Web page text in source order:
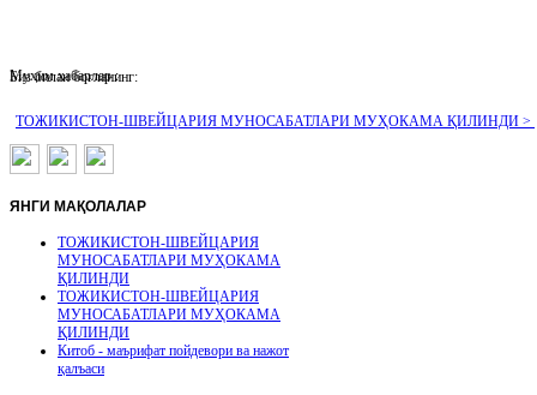
Муҳим хабарлар :
ТОЖИКИСТОН-ШВЕЙЦАРИЯ МУНОСАБАТЛАРИ МУҲОКАМА ҚИЛИНДИ >
Биз билан боғланинг:
ЯНГИ МАҚОЛАЛАР
ТОЖИКИСТОН-ШВЕЙЦАРИЯ
МУНОСАБАТЛАРИ МУҲОКАМА
ҚИЛИНДИ
ТОЖИКИСТОН-ШВЕЙЦАРИЯ
МУНОСАБАТЛАРИ МУҲОКАМА
ҚИЛИНДИ
Китоб - маърифат пойдевори ва нажот
қалъаси